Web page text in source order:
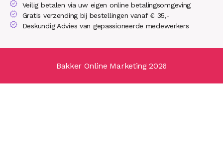
Veilig betalen via uw eigen online betalingsomgeving
Gratis verzending bij bestellingen vanaf € 35,-
Deskundig Advies van gepassioneerde medewerkers
Bakker Online Marketing 2026